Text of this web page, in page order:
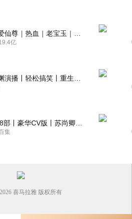
亿
集
2026 喜马拉雅 版权所有